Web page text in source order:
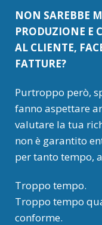
NON SAREBBE
PRODUZIONE E
AL CLIENTE,
FATTURE?
Purtroppo però,
fanno aspettare
valutare la tua
non è garantito
per tanto tempo,
Troppo tempo.
Troppo tempo
conforme.